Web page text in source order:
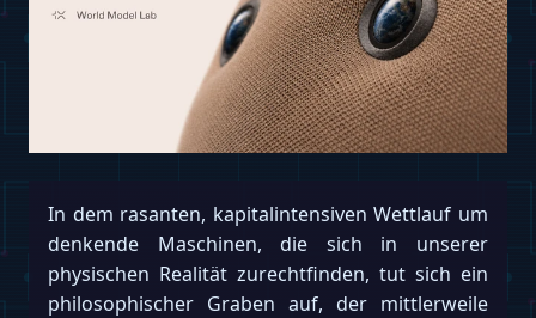
In dem rasanten, kapitalintensiven Wettlauf um
denkende Maschinen, die sich in unserer
physischen Realität zurechtfinden, tut sich ein
philosophischer Graben auf, der mittlerweile